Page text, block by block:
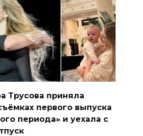
Трусова приняла
первого выпуска
периода» и уехала с